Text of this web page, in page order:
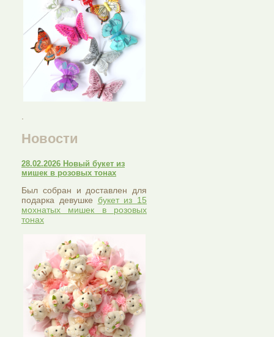
Новости
28.02.2026 Новый букет из
мишек в розовых тонах
Был собран и доставлен для
подарка девушке букет из 15
мохнатых мишек в розовых
тонах